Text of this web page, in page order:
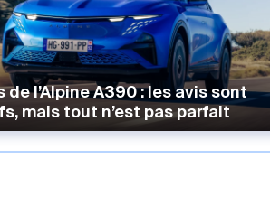
de l’Alpine A390 : les avis sont
mais tout n’est pas parfait